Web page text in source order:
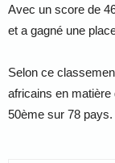
Avec un score de
et a gagné une
Selon ce
africains en matière
50ème sur 78 pays.